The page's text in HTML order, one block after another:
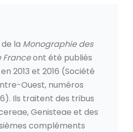
la Monographie des
Franceont été publiés
2013 et 2016 (Société
Ouest, numéros
Ils traitent des tribus
Genisteae et des
compléments